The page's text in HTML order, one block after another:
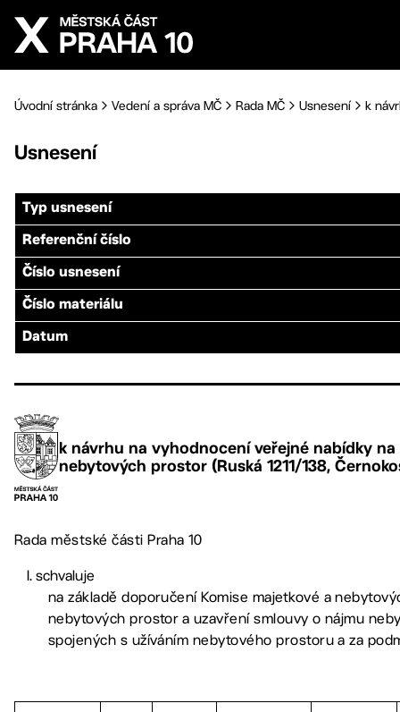
Přejít na hlavní obsah
Úvodní stránka Vedení a správa MČ Rada MČ Usnesení k
Usnesení
Typ usnesení
Referenční číslo
Číslo usnesení
Číslo materiálu
Datum
k návrhu na vyhodnocení veřejné nabídky
nebytových prostor (Ruská 1211/138,
Rada městské části Praha 10
schvaluje
na základě doporučení Komise majetkové a
nebytových prostor a uzavření smlouvy o nájmu
spojených s užíváním nebytového prostoru a za